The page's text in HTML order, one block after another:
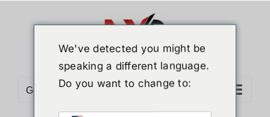
Go to...
We've detected you might be
speaking a different language.
Do you want to change to: